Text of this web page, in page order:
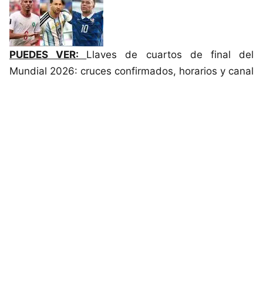
PUEDES VER: Llaves de cuartos de final del
Mundial 2026: cruces confirmados, horarios y canal